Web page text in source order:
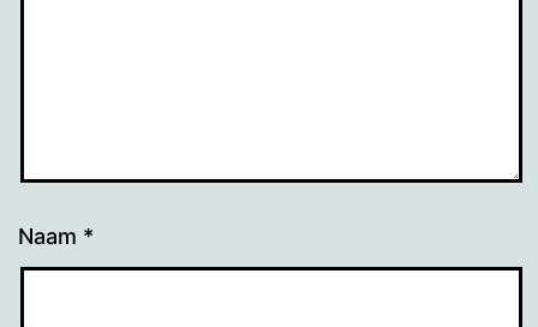
Naam *